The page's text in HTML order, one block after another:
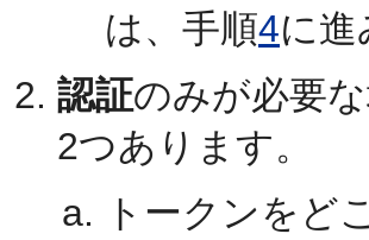
は、手順4に進
認証のみが必要
2つあります。
トークンをど